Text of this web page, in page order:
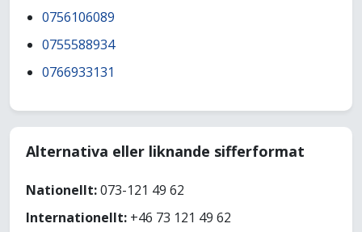
0756106089
0755588934
0766933131
Alternativa eller liknande sifferformat
Nationellt:073-121 49 62
Internationellt: +46 73 121 49 62